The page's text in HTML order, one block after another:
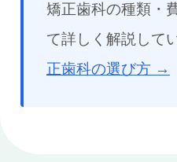
矯正歯科の種類・
て詳しく解説して
正歯科の選び方 →